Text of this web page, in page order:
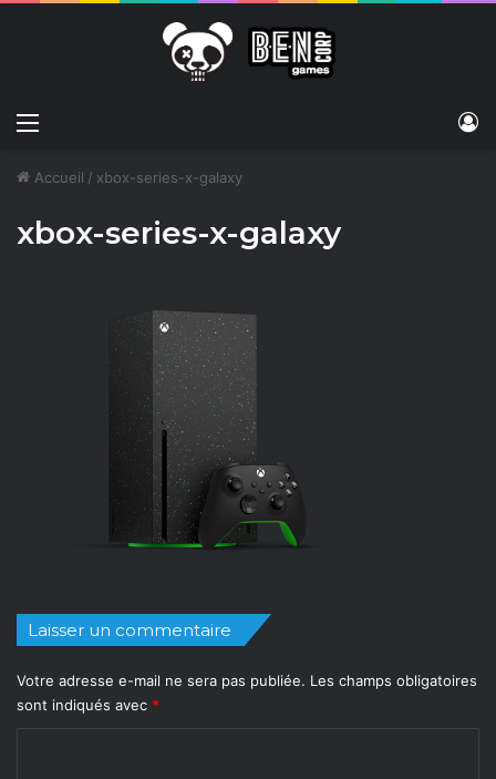
Accueil / xbox-series-x-galaxy
xbox-series-x-galaxy
Laisser un commentaire
Votre adresse e-mail ne sera pas publiée. Les champs obligatoires
sont indiqués avec *